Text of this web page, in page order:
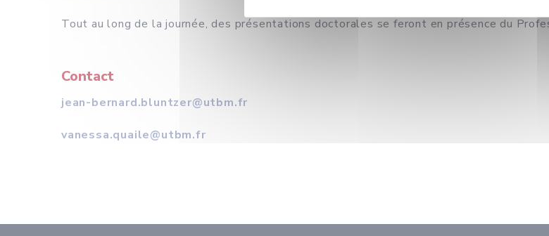
Tout au long de la journée, des présentations doctorales se feront en présence du
Contact
jean-bernard.bluntzer@utbm.fr
vanessa.quaile@utbm.fr